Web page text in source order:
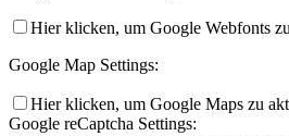
Hier klicken, um Google Webfonts
Google Map Settings:
Hier klicken, um Google Maps zu
Google reCaptcha Settings: